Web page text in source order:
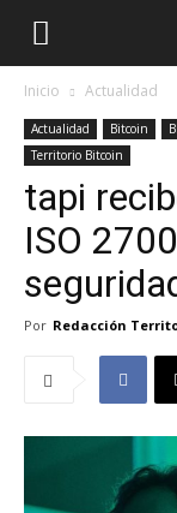
Inicio Actualidad
Actualidad Bitcoin
Territorio Bitcoin
tapi
ISO
Por Redacción